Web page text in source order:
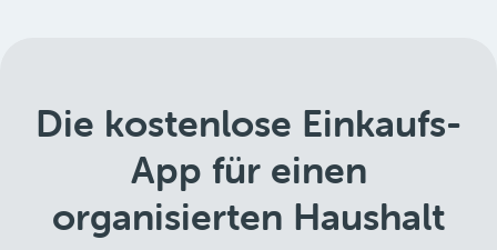
Die kostenlose Einkaufs-
App für einen
organisierten Haushalt